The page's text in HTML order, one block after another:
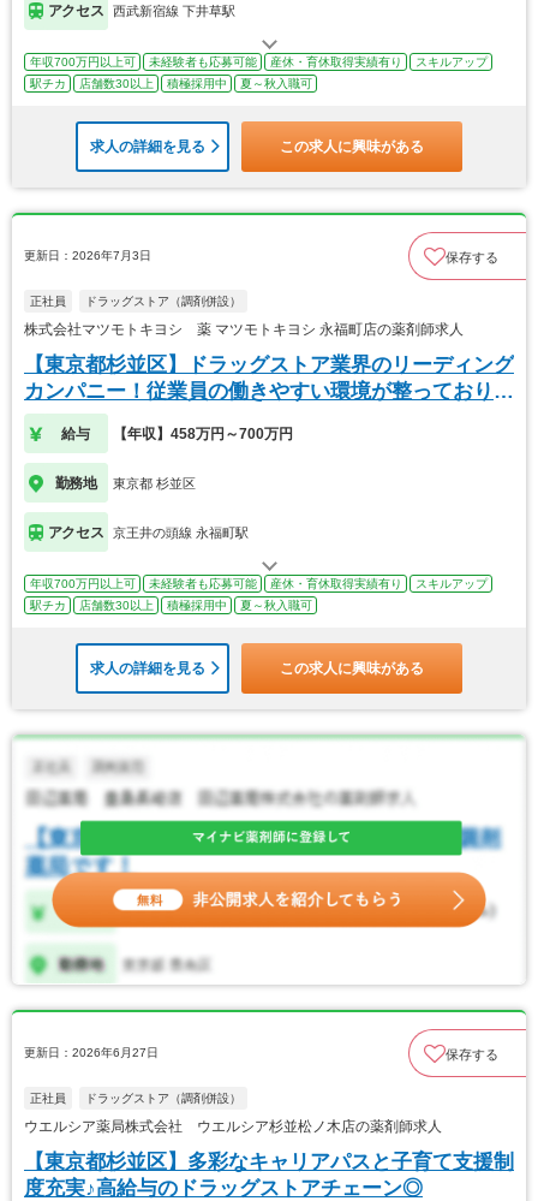
アクセス 西武新宿線 下井草駅
年収700万円以上可 未経験者も応募可能 産休・育休取得実績有り
スキルアップ
駅チカ
店舗数30以上 積極採用中 夏～秋入職可
求人の詳細を見る この求人に興味がある
更新日：2026年7月3日 保存する
正社員 ドラッグストア（調剤併設）
株式会社マツモトキヨシ 薬 マツモトキヨシ 永福町店の薬剤師求人
【東京都杉並区】ドラッグストア業界のリーディング
カンパニー！従業員の働きやすい環境が整っておりま
す！
給与 【年収】458万円～700万円
勤務地 東京都 杉並区
アクセス 京王井の頭線 永福町駅
年収700万円以上可 未経験者も応募可能 産休・育休取得実績有り
スキルアップ
駅チカ
店舗数30以上 積極採用中 夏～秋入職可
求人の詳細を見る この求人に興味がある
更新日：2026年6月27日 保存する
正社員 ドラッグストア（調剤併設）
ウエルシア薬局株式会社 ウエルシア杉並松ノ木店の薬剤師求人
【東京都杉並区】多彩なキャリアパスと子育て支援制
度充実♪高給与のドラッグストアチェーン◎